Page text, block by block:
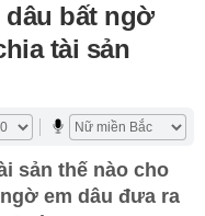
bất ngờ
tài sản
sản thế nào cho
em dâu đưa ra